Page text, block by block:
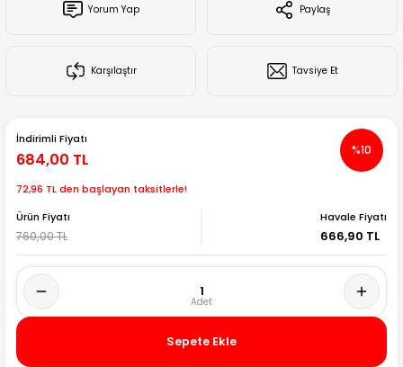
Creality Ender Serisi
Creality CR Serisi
Yorum Yap Paylaş
Karşılaştır Tavsiye Et
İndirimli Fiyatı
684,00 TL %10
72,96 TL den başlayan taksitlerle!
Ürün Fiyatı
760,00 TL
Havale Fiyatı
666,90 TL
Sepete Ekle